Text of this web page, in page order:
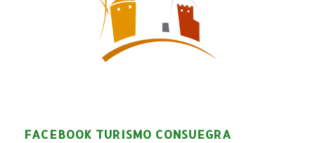
FACEBOOK TURISMO CONSUEGRA